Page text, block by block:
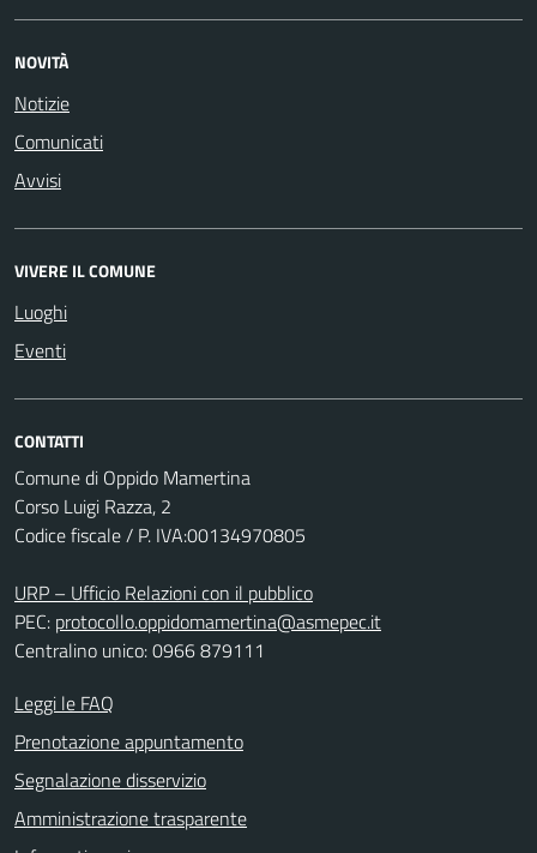
NOVITÀ
Notizie
Comunicati
Avvisi
VIVERE IL COMUNE
Luoghi
Eventi
CONTATTI
Comune di Oppido Mamertina
Corso Luigi Razza, 2
Codice fiscale / P. IVA:00134970805
URP – Ufficio Relazioni con il pubblico
PEC: protocollo.oppidomamertina@asmepec.it
Centralino unico: 0966 879111
Leggi le FAQ
Prenotazione appuntamento
Segnalazione disservizio
Amministrazione trasparente